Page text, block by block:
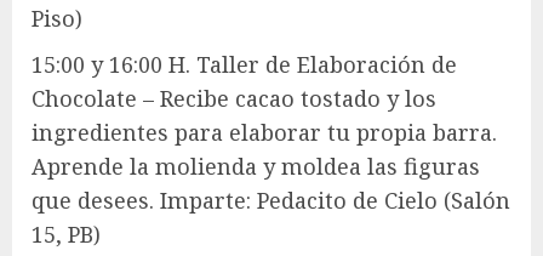
Piso)
15:00 y 16:00 H. Taller de Elaboración de
Chocolate – Recibe cacao tostado y los
ingredientes para elaborar tu propia barra.
Aprende la molienda y moldea las figuras
que desees. Imparte: Pedacito de Cielo (Salón
15, PB)